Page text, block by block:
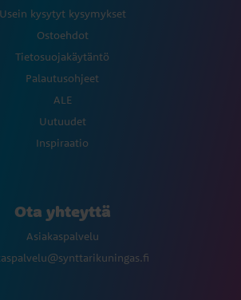
Usein kysytyt kysymykset
Ostoehdot
Tietosuojakäytäntö
Palautusohjeet
ALE
Uutuudet
Inspiraatio
Ota yhteyttä
Asiakaspalvelu